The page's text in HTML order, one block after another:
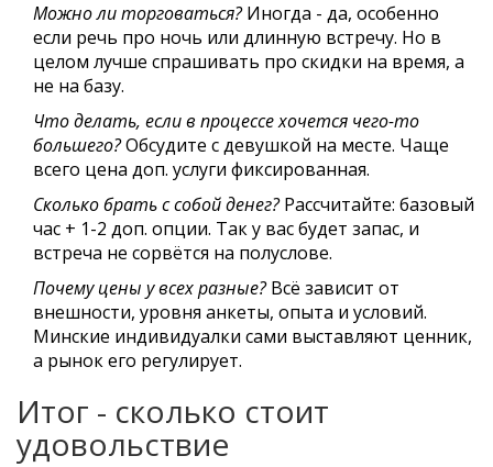
Можно ли торговаться?Иногда - да, особенно
если речь про ночь или длинную встречу. Но в
целом лучше спрашивать про скидки на время, а
не на базу.
Что делать, если в процессе хочется чего-то
большего?Обсудите с девушкой на месте. Чаще
всего цена доп. услуги фиксированная.
Сколько брать с собой денег?Рассчитайте: базовый
час + 1-2 доп. опции. Так у вас будет запас, и
встреча не сорвётся на полуслове.
Почему цены у всех разные?Всё зависит от
внешности, уровня анкеты, опыта и условий.
Минские индивидуалки сами выставляют ценник,
а рынок его регулирует.
Итог - сколько стоит
удовольствие